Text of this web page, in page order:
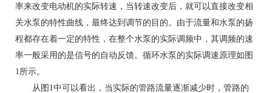
率来改变电动机的实际转速，当转速改变后，就可以直接改变相
关水泵的特性曲线，最终达到调节的目的。由于流量和水泵的扬
程都存在着一定的特性，在整个水泵的实际调频中，其调频的速
率一般采用的是信号的自动反馈。循环水泵的实际调速原理如图
1所示。
从图1中可以看出，当实际的管路流量逐渐减少时，管路的